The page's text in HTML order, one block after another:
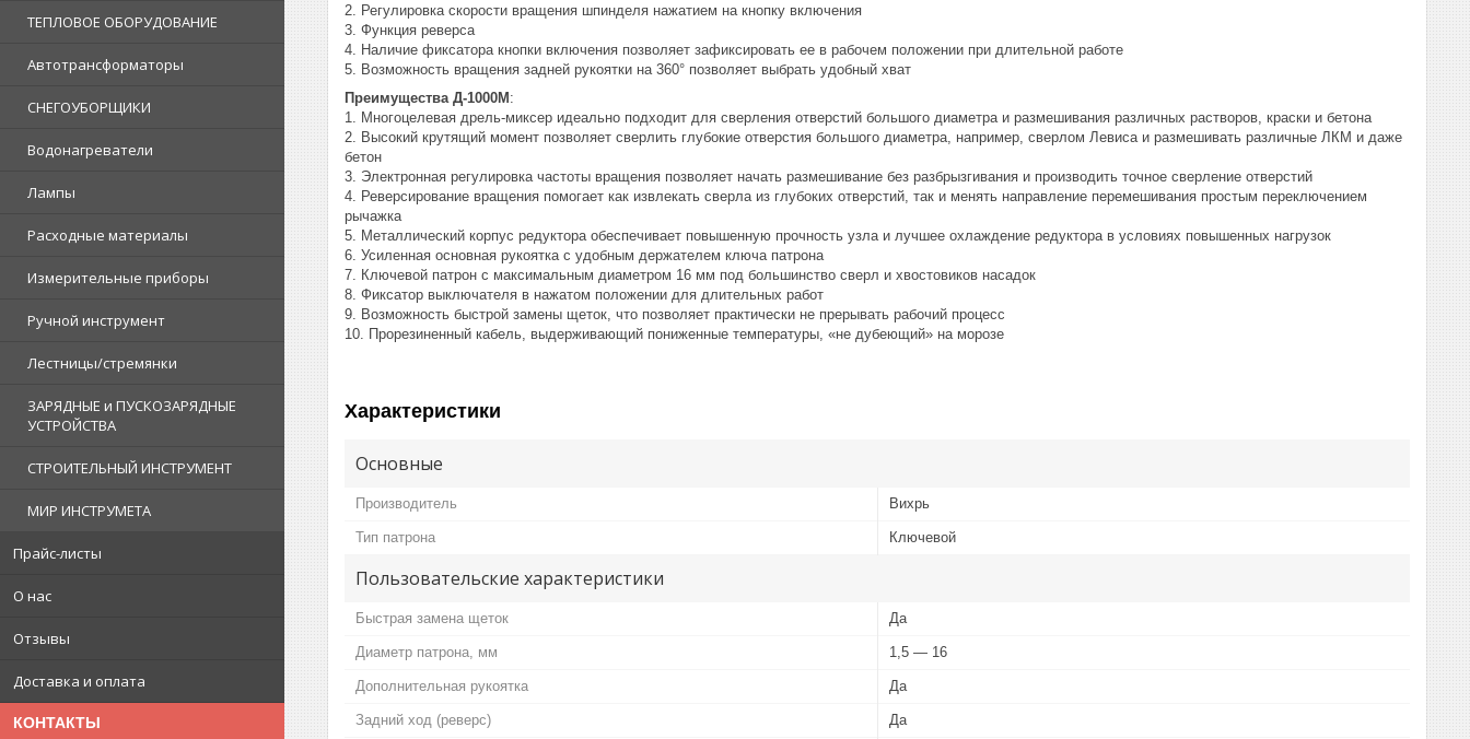
ТЕПЛОВОЕ ОБОРУДОВАНИЕ
Автотрансформаторы
СНЕГОУБОРЩИКИ
Водонагреватели
Лампы
Расходные материалы
Измерительные приборы
Ручной инструмент
Лестницы/стремянки
ЗАРЯДНЫЕ и ПУСКОЗАРЯДНЫЕ
УСТРОЙСТВА
СТРОИТЕЛЬНЫЙ ИНСТРУМЕНТ
МИР ИНСТРУМЕТА
Прайс-листы
О нас
Отзывы
Доставка и оплата
КОНТАКТЫ
2. Регулировка скорости вращения шпинделя нажатием на кнопку включения
3. Функция реверса
4. Наличие фиксатора кнопки включения позволяет зафиксировать ее в рабочем положении при длительной работе
5. Возможность вращения задней рукоятки на 360° позволяет выбрать удобный хват
Преимущества Д-1000М :
1. Многоцелевая дрель-миксер идеально подходит для сверления отверстий большого диаметра и размешивания различных растворов, краски и бетона
2. Высокий крутящий момент позволяет сверлить глубокие отверстия большого диаметра, например, сверлом Левиса и размешивать различные ЛКМ и даже
бетон
3. Электронная регулировка частоты вращения позволяет начать размешивание без разбрызгивания и производить точное сверление отверстий
4. Реверсирование вращения помогает как извлекать сверла из глубоких отверстий, так и менять направление перемешивания простым переключением
рычажка
5. Металлический корпус редуктора обеспечивает повышенную прочность узла и лучшее охлаждение редуктора в условиях повышенных нагрузок
6. Усиленная основная рукоятка с удобным держателем ключа патрона
7. Ключевой патрон с максимальным диаметром 16 мм под большинство сверл и хвостовиков насадок
8. Фиксатор выключателя в нажатом положении для длительных работ
9. Возможность быстрой замены щеток, что позволяет практически не прерывать рабочий процесс
10. Прорезиненный кабель, выдерживающий пониженные температуры, «не дубеющий» на морозе
Характеристики
Основные
Производитель Вихрь
Тип патрона Ключевой
Пользовательские характеристики
Быстрая замена щеток Да
Диаметр патрона, мм 1,5 — 16
Дополнительная рукоятка Да
Задний ход (реверс) Да